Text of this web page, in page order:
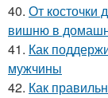
40. От косточки
вишню в
41. Как
мужчины
42. Как